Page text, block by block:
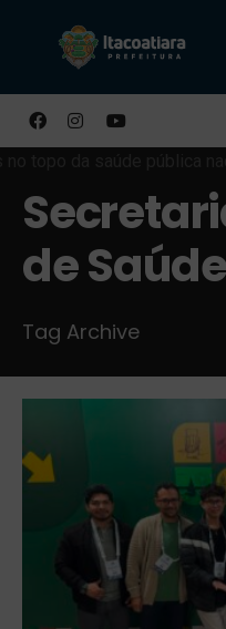
de Saúde
Tag Archive
Buscar